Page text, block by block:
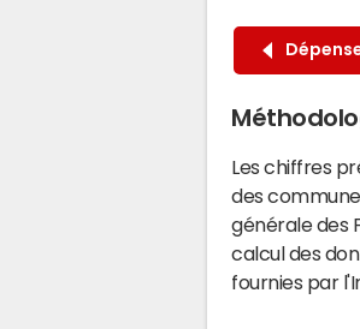
Les chiffres
des
générale des
calcul des
fournies par